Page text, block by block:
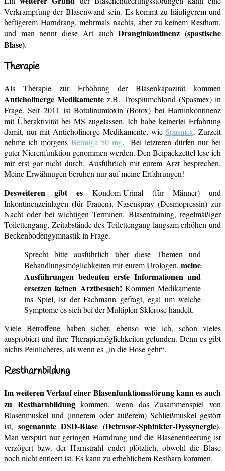
Verkrampfung der Blasenwand sein. Es kommt zu häufigerem und
heftigerem Harndrang, mehrmals nachts, aber zu keinem Restharn,
und man nennt diese Art auchDranginkontinenz (spastische
Blase).
Therapie
Als Therapie zur Erhöhung der Blasenkapazität kommen
Anticholinerge Medikamente z.B. Trospiumchlorid (Spasmex) in
Frage. Seit 2011 ist Botulinumtoxin (Botox) bei Harninkontinenz
mit Überaktivität bei MS zugelassen. Ich habe keinerlei Erfahrung
damit, nur mit Anticholinerge Medikamente, wieSpasmex. Zurzeit
nehme ich morgens Betmiga 50 mg. Bei letzteren dürfen nur bei
guter Nierenfunktion genommen werden. Den Beipackzettel lese ich
mir erst gar nicht durch. Ausführlich mit eurem Arzt besprechen.
Meine Erwähnugen beruhen nur auf meine Erfahrungen!
Desweiteren gibt es Kondom-Urinal (für Männer) und
Inkontinenzeinlagen (für Frauen), Nasenspray (Desmopressin) zur
Nacht oder bei wichtigen Terminen, Blasentraining, regelmäßiger
Toilettengang, Zeitabstände des Toilettengang langsam erhöhen und
Beckenbodengymnastik in Frage.
Sprecht bitte ausführlich über diese Themen und
Behandlungsmöglichkeiten mit eurem Urologen, meine
Ausführungen bedeuten erste Informationen und
ersetzen keinen Arztbesuch! Kommen Medikamente
ins Spiel, ist der Fachmann gefragt, egal um welche
Symptome es sich bei der Multiplen Sklerose handelt.
Viele Betroffene haben sicher, ebenso wie ich, schon vieles
ausprobiert und ihre Therapiemöglichkeiten gefunden. Denn es gibt
nichts Peinlicheres, als wenn es „in die Hose geht“.
Restharnbildung
Im weiteren Verlauf einer Blasenfunktionsstörung kann es auch
zu Restharnbildungkommen, wenn das Zusammenspiel von
Blasenmuskel und (innerem oder äußerem) Schließmuskel gestört
ist, sogenannte DSD-Blase (Detrusor-Sphinkter-Dyssynergie).
Man verspürt nur geringen Harndrang und die Blasenentleerung ist
verzögert bzw. der Harnstrahl endet plötzlich, obwohl die Blase
noch nicht entleert ist. Es kann zu erheblichem Restharn kommen.